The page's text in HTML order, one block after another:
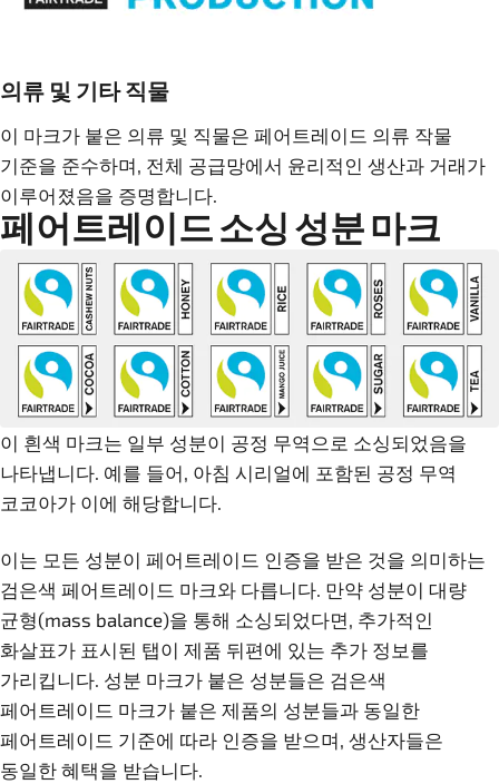
의류 및 기타 직물
이 마크가 붙은 의류 및 직물은 페어트레이드 의류 작물
기준을 준수하며, 전체 공급망에서 윤리적인 생산과 거래가
이루어졌음을 증명합니다.
페어트레이드 소싱 성분 마크
이 흰색 마크는 일부 성분이 공정 무역으로 소싱되었음을
나타냅니다. 예를 들어, 아침 시리얼에 포함된 공정 무역
코코아가 이에 해당합니다.
이는 모든 성분이 페어트레이드 인증을 받은 것을 의미하는
검은색 페어트레이드 마크와 다릅니다. 만약 성분이 대량
균형(mass balance)을 통해 소싱되었다면, 추가적인
화살표가 표시된 탭이 제품 뒤편에 있는 추가 정보를
가리킵니다. 성분 마크가 붙은 성분들은 검은색
페어트레이드 마크가 붙은 제품의 성분들과 동일한
페어트레이드 기준에 따라 인증을 받으며, 생산자들은
동일한 혜택을 받습니다.